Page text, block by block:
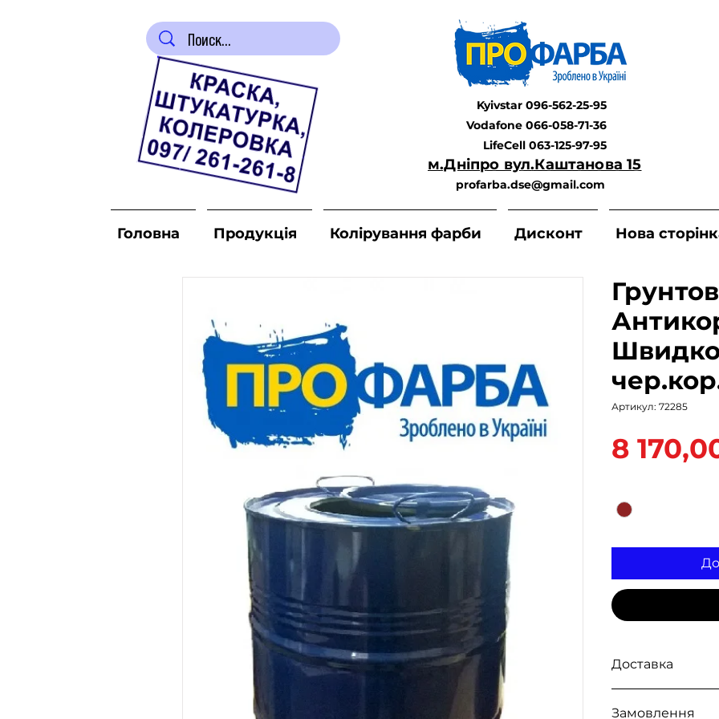
Kyivstar 096-562-25-95
Vodafone 066-058-71-36
LifeCell 063-125-97-95
м.Дніпро вул.Каштанова 15
profarba.dse@gmail.com
Головна Продукція Колірування фарби Дисконт Нова
Артикул: 72285
8
Доставка
, а також доставка
Замовлення